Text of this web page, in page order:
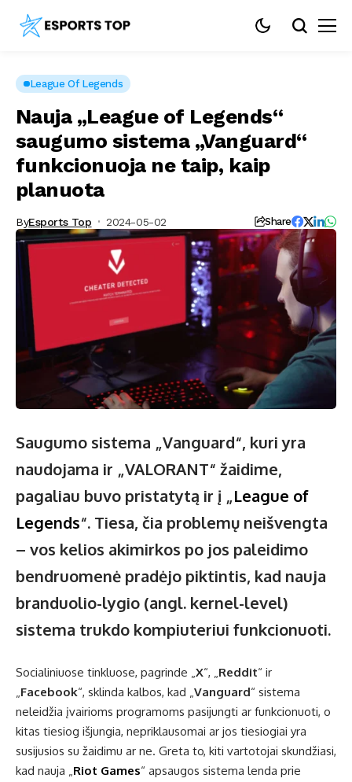
League Of Legends
Nauja „League of Legends“
saugumo sistema „Vanguard“
funkcionuoja ne taip, kaip
planuota
ByEsports Top 2024-05-02 Share
Saugumo sistema „Vanguard“, kuri yra
naudojama ir „VALORANT“ žaidime,
pagaliau buvo pristatytą ir į „League of
Legends“. Tiesa, čia problemų neišvengta
– vos kelios akimirkos po jos paleidimo
bendruomenė pradėjo piktintis, kad nauja
branduolio-lygio (angl. kernel-level)
sistema trukdo kompiuteriui funkcionuoti.
Socialiniuose tinkluose, pagrinde „X“, „Reddit“ ir
„Facebook“, sklinda kalbos, kad „Vanguard“ sistema
neleidžia įvairioms programoms pasijungti ar funkcionuoti, o
kitas tiesiog išjungia, nepriklausomai ar jos tiesiogiai yra
susijusios su žaidimu ar ne. Greta to, kiti vartotojai skundžiasi,
kad nauja „Riot Games“ apsaugos sistema lenda prie